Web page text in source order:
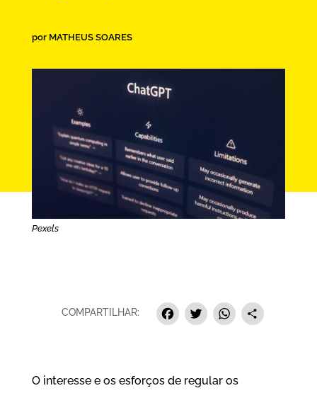
por MATHEUS SOARES
Pexels
COMPARTILHAR: Facebook
Twitter
O interesse e os esforços de regular os